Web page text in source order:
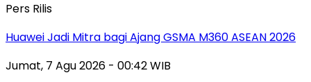
Pers Rilis
Huawei Jadi Mitra bagi Ajang GSMA M360 ASEAN 2026
Jumat, 7 Agu 2026 - 00:42 WIB